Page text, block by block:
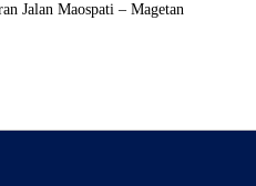
Jalan Maospati – Magetan